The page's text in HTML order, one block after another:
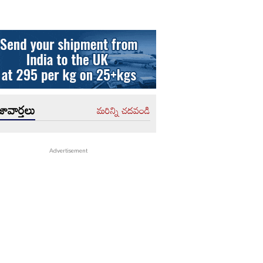
మరిన్ని చదవండి